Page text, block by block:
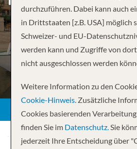
durchzuführen. Dabei kann auch
in Drittstaaten [z.B. USA] möglich
Schweizer- und EU-
werden kann und Zugriffe von
nicht ausgeschlossen werden
Weitere Information zu den
Cookie-Hinweis. Zusätzliche
Cookies basierenden
finden Sie im Datenschutz.Sie
jederzeit Ihre Entscheidung über